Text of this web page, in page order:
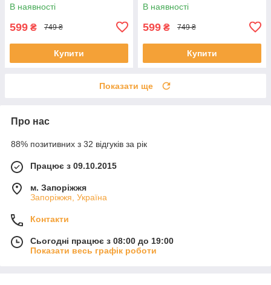
В наявності
599 ₴ 749 ₴
Купити
В наявності
599 ₴ 749 ₴
Купити
Показати ще
Про нас
88% позитивних з 32 відгуків за рік
Працює з 09.10.2015
м. Запоріжжя
Запоріжжя, Україна
Контакти
Сьогодні працює з 08:00 до 19:00
Показати весь графік роботи